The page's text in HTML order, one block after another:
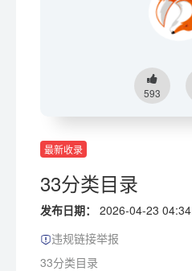
593
最新收录
33分类目录
发布日期：
2026-04-23 04:34
违规链接举报
33分类目录